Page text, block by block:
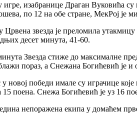
изабранице Драган Вуковића
по 12 на обе стране, МекРој је
Црвена звезда је преломила
десет минута, 41-60.
Звезда стиже до максималне
пораз, а Снежана Богићевић је
новој победи имале су играчице
поена. Снежа Богићевић је уз 16
непоражена екипа у домаћем